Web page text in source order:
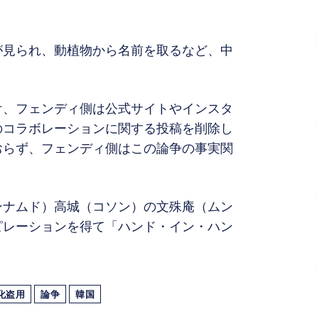
られ、動植物から名前を取るなど、中
フェンディ側は公式サイトやインスタ
ラボレーションに関する投稿を削除し
ず、フェンディ側はこの論争の事実関
ムド）高城（コソン）の文殊庵（ムン
ーションを得て「ハンド・イン・ハン
盗用 論争 韓国